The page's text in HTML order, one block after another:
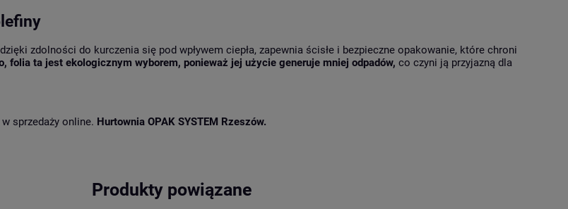
zdolności do kurczenia się pod wpływem ciepła, zapewnia ścisłe i bezpieczne opakowanie, które chroni
folia ta jest ekologicznym wyborem, ponieważ jej użycie generuje mniej odpadów, co czyni ją przyjazną dla
w sprzedaży online. Hurtownia OPAK SYSTEM Rzeszów.
Produkty powiązane